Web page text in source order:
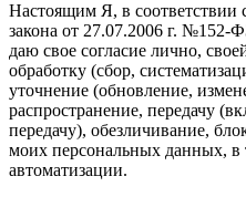
Настоящим Я, в соответствии
закона от 27.07.2006 г.
даю свое согласие лично,
обработку (сбор,
уточнение (обновление,
распространение, передачу
передачу), обезличивание,
моих персональных данных, в
автоматизации.